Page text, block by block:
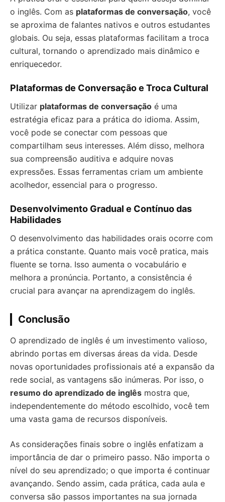
o inglês. Com as plataformas de conversação, você
se aproxima de falantes nativos e outros estudantes
globais. Ou seja, essas plataformas facilitam a troca
cultural, tornando o aprendizado mais dinâmico e
enriquecedor.
Plataformas de Conversação e Troca Cultural
Utilizar plataformas de conversação é uma
estratégia eficaz para a prática do idioma. Assim,
você pode se conectar com pessoas que
compartilham seus interesses. Além disso, melhora
sua compreensão auditiva e adquire novas
expressões. Essas ferramentas criam um ambiente
acolhedor, essencial para o progresso.
Desenvolvimento Gradual e Contínuo das
Habilidades
O desenvolvimento das habilidades orais ocorre com
a prática constante. Quanto mais você pratica, mais
fluente se torna. Isso aumenta o vocabulário e
melhora a pronúncia. Portanto, a consistência é
crucial para avançar na aprendizagem do inglês.
Conclusão
O aprendizado de inglês é um investimento valioso,
abrindo portas em diversas áreas da vida. Desde
novas oportunidades profissionais até a expansão da
rede social, as vantagens são inúmeras. Por isso, o
resumo do aprendizado de inglês mostra que,
independentemente do método escolhido, você tem
uma vasta gama de recursos disponíveis.
As considerações finais sobre o inglês enfatizam a
importância de dar o primeiro passo. Não importa o
nível do seu aprendizado; o que importa é continuar
avançando. Sendo assim, cada prática, cada aula e
conversa são passos importantes na sua jornada